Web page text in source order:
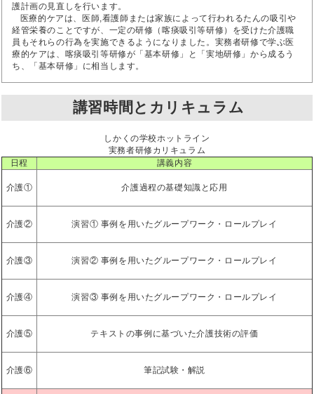
護計画の見直しを行います。
医療的ケアは、医師,看護師または家族によって行われるたんの吸引や
経管栄養のことですが、一定の研修（喀痰吸引等研修）を受けた介護職
員もそれらの行為を実施できるようになりました。実務者研修で学ぶ医
療的ケアは、喀痰吸引等研修が「基本研修」と「実地研修」から成るう
ち、「基本研修」に相当します。
講習時間とカリキュラム
しかくの学校ホットライン
実務者研修カリキュラム
日程
講義内容
介護① 介護過程の基礎知識と応用
介護② 演習① 事例を用いたグループワーク・ロールプレイ
介護③ 演習② 事例を用いたグループワーク・ロールプレイ
介護④ 演習③ 事例を用いたグループワーク・ロールプレイ
介護⑤ テキストの事例に基づいた介護技術の評価
介護⑥ 筆記試験・解説